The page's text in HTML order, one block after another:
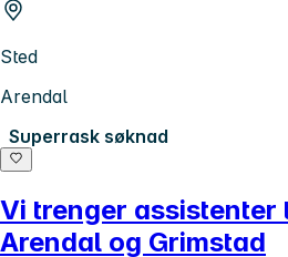
Sted
Arendal
Superrask søknad
Vi trenger assistenter
Arendal og Grimstad